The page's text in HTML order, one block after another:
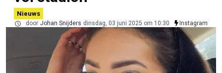
Nieuws
door Johan Snijders dinsdag, 03 juni 2025 om 10:30 Instagram